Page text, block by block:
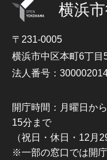
横浜
〒231-0005
横浜市中区本町6丁目
法人番号：
開庁時間：月曜日か
15分まで
（祝日・休日・12月
※一部の窓口では開